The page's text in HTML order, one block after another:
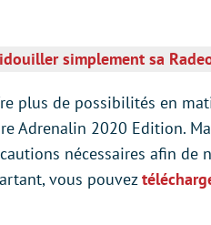
simplement sa
plus de possibilités en
Adrenalin 2020 Edition.
nécessaires afin de
vous pouvez